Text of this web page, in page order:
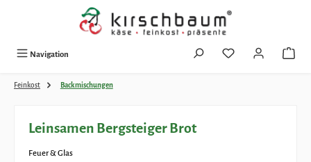
Zum Hauptinhalt springen
Navigation
Feinkost Backmischungen
Leinsamen Bergsteiger Brot
Feuer & Glas